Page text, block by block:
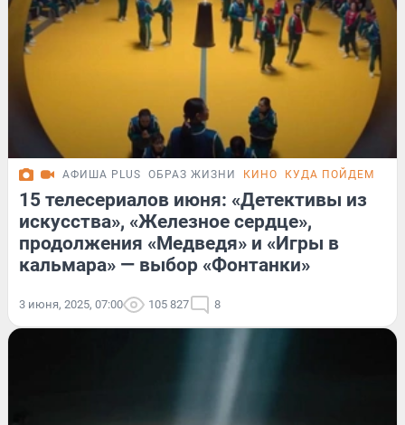
АФИША PLUS ОБРАЗ ЖИЗНИ КИНО КУДА ПОЙДЕМ
15 телесериалов июня: «Детективы из
искусства», «Железное сердце»,
продолжения «Медведя» и «Игры в
кальмара» — выбор «Фонтанки»
3 июня, 2025, 07:00 105 827 8